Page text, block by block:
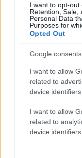
I want to opt-out
Retention, Sale,
Personal Data
Purposes for
Opted Out
Google consents
I want to allow
related to
device identifiers
I want to allow
related to
device identifiers